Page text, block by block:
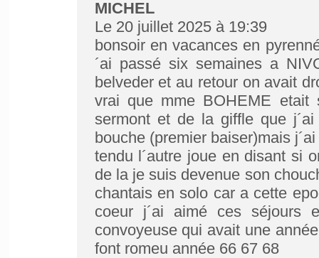
MICHEL
Le 20 juillet 2025 à 19:39
bonsoir en vacances en
´ai passé six semaines a
belveder et au retour on avait
vrai que mme BOHEME
sermont et de la giffle que
bouche (premier baiser)mais
tendu l´autre joue en disant si
de la je suis devenue son
chantais en solo car a cette
coeur j´ai aimé ces séjours
convoyeuse qui avait une
font romeu année 66 67 68